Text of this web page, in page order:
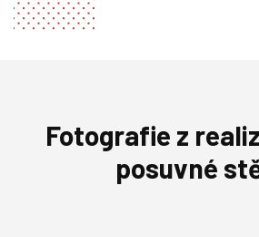
Fotografie z
posuvné